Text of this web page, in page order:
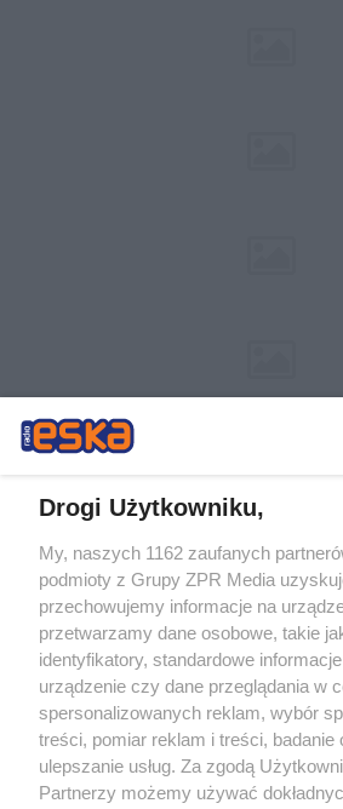
Żaden utwór zamieszczony w serwisie nie
rozpowszechniany lub dalej
tym także elektroniczny lub mechaniczny) na
eksploatacji w jakiejkolwiek formie, włącznie z
Internecie bez pisemnej zgody właściciela
wykorzystanie utworów w całości lub w części
tzn. bez właściwej zgody, jest zabronione pod
ścigane prawnie.
Drogi Użytkowniku,
My, naszych 1162 zaufanych
podmioty z Grupy ZPR Media
przechowujemy informacje na
przetwarzamy dane osobowe, takie
identyfikatory, standardowe
urządzenie czy dane przeglądania w
spersonalizowanych reklam, wybór
treści, pomiar reklam i treści, badanie
ulepszanie usług. Za zgodą
Partnerzy możemy używać